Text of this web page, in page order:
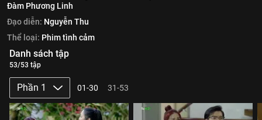
Đàm Phương Linh
Đạo diễn: Nguyễn Thu
Thể loại: Phim tình cảm
Danh sách tập
53/53 tập
Phần 1 01-30 31-53